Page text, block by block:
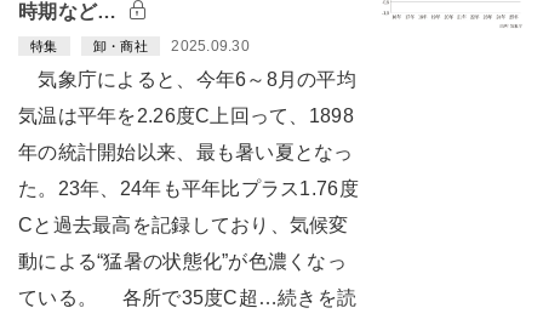
時期など…
特集 卸・商社 2025.09.30
気象庁によると、今年6～8月の平均
気温は平年を2.26度C上回って、1898
年の統計開始以来、最も暑い夏となっ
た。23年、24年も平年比プラス1.76度
Cと過去最高を記録しており、気候変
動による“猛暑の状態化”が色濃くなっ
ている。 各所で35度C超…続きを読